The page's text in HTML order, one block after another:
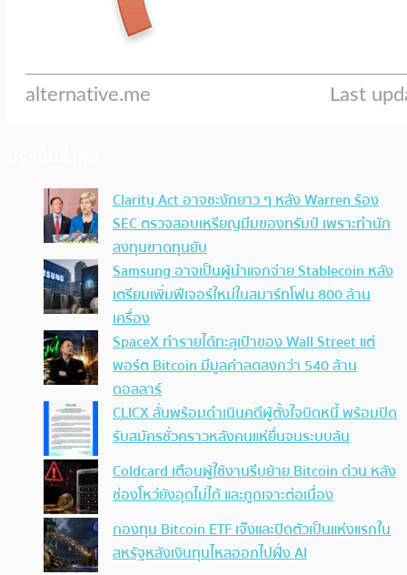
Clarity Act อาจชะงักยาว ๆ หลัง Warren ร้อง
SEC ตรวจสอบเหรียญมีมของทรัมป์ เพราะทำนัก
ลงทุนขาดทุนยับ
Samsung อาจเป็นผู้นำแจกจ่าย Stablecoin หลัง
เตรียมเพิ่มฟีเจอร์ใหม่ในสมาร์ทโฟน 800 ล้าน
เครื่อง
SpaceX ทำรายได้ทะลุเป้าของ Wall Street แต่
พอร์ต Bitcoin มีมูลค่าลดลงกว่า 540 ล้าน
ดอลลาร์
CLICX ลั่นพร้อมดำเนินคดีผู้ตั้งใจบิดหนี้ พร้อมปิด
รับสมัครชั่วคราวหลังคนแห่ยื่นจนระบบล้น
Coldcard เตือนผู้ใช้งานรีบย้าย Bitcoin ด่วน หลัง
ช่องโหว่ยังอุดไม่ได้ และถูกเจาะต่อเนื่อง
กองทุน Bitcoin ETF เจ๊งและปิดตัวเป็นแห่งแรกใน
สหรัฐหลังเงินทุนไหลออกไปฝั่ง AI